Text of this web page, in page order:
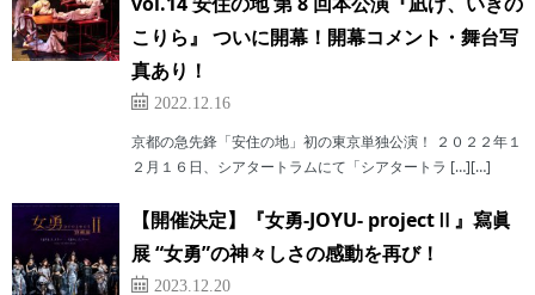
こりら』 ついに開幕！開幕コメント・舞台写
真あり！
2022.12.16
京都の急先鋒「安住の地」初の東京単独公演！ ２０２２年１
２月１６日、シアタートラムにて「シアタートラ […][…]
【開催決定】『女勇-JOYU- projectⅡ』寫眞
展 “女勇”の神々しさの感動を再び！
2023.12.20